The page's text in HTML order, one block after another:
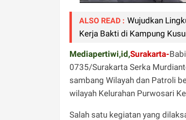
ALSO READ : Wujudkan
Kerja Bakti di Kampung
Mediapertiwi,id,Surakarta-
0735/Surakarta Serka
sambang Wilayah dan Patroli
wilayah Kelurahan Purwosari
Salah satu kegiatan yang